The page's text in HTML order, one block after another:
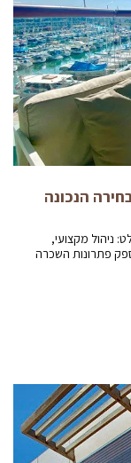
הנכונה
מקצועי,
פתרונות השכרה